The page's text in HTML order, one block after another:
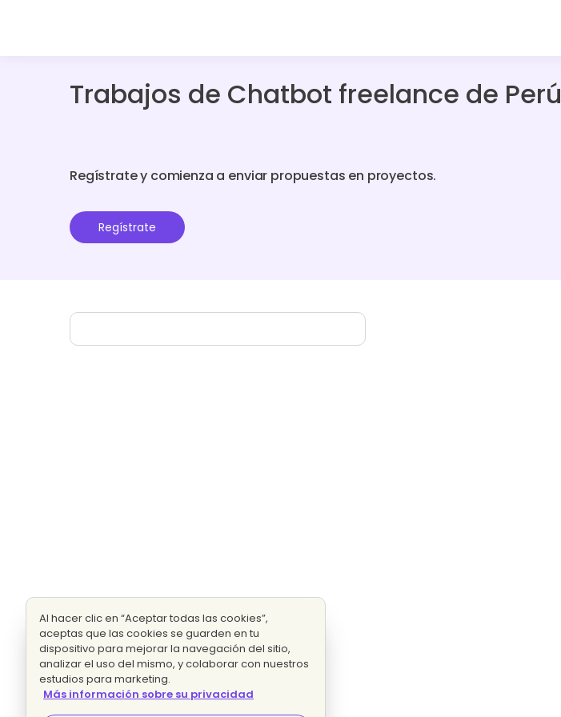
Trabajos de Chatbot freelance de Perú
Regístrate y comienza a enviar propuestas en proyectos.
Regístrate
Al hacer clic en “Aceptar todas las cookies”,
aceptas que las cookies se guarden en tu
dispositivo para mejorar la navegación del sitio,
analizar el uso del mismo, y colaborar con nuestros
estudios para marketing.
Más información sobre su privacidad